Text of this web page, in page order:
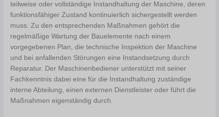
teilweise oder vollständige Instandhaltung der Maschine, deren
funktionsfähiger Zustand kontinuierlich sichergestellt werden
muss. Zu den entsprechenden Maßnahmen gehört die
regelmäßige Wartung der Bauelemente nach einem
vorgegebenen Plan, die technische Inspektion der Maschine
und bei anfallenden Störungen eine Instandsetzung durch
Reparatur. Der Maschinenbediener unterstützt mit seiner
Fachkenntnis dabei eine für die Instandhaltung zuständige
interne Abteilung, einen externen Dienstleister oder führt die
Maßnahmen eigenständig durch.